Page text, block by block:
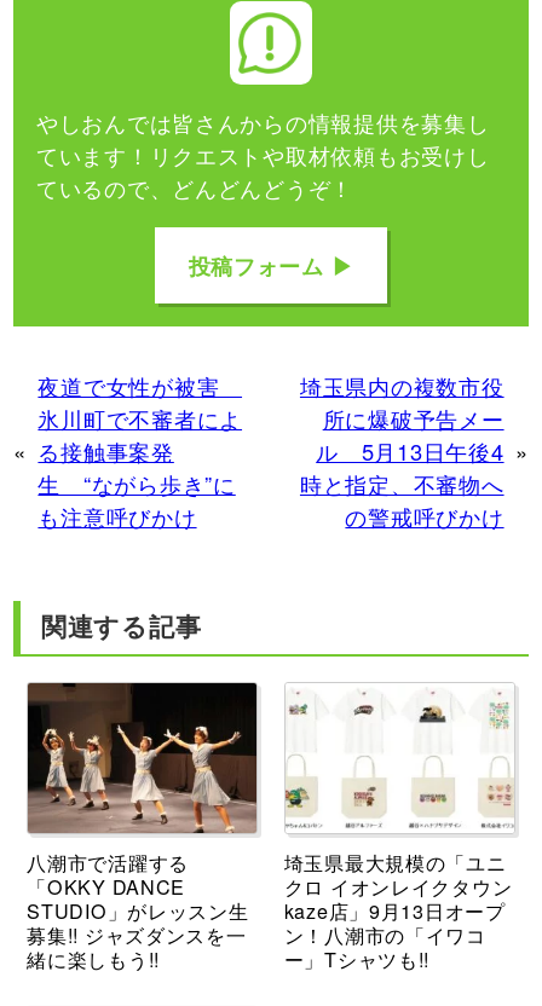
やしおんでは皆さんからの情報提供を募集し
ています！ リクエストや取材依頼もお受けし
ているので、どんどんどうぞ！
投稿フォーム ▶
«
夜道で女性が被害
氷川町で不審者によ
る接触事案発
生 “ながら歩き”に
も注意呼びかけ
埼玉県内の複数市役
所に爆破予告メー
ル 5月13日午後4
時と指定、不審物へ
の警戒呼びかけ
»
関連する記事
八潮市で活躍する
「OKKY DANCE
STUDIO」がレッスン生
募集!! ジャズダンスを一
緒に楽しもう!!
埼玉県最大規模の「ユニ
クロ イオンレイクタウン
kaze店」9月13日オープ
ン！八潮市の「イワコ
ー」Tシャツも!!